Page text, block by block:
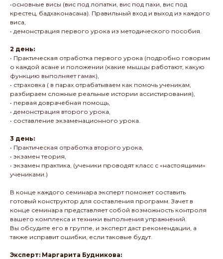
•основные висы (вис под лопатки, вис под пахи, вис под
крестец, бадхаконасана). Правильный вход и выход из каждого
виса,
• демонстрация первого урока из методического пособия.
2 день:
• Практическая отработка первого урока (подробно говорим
о каждой асане и положении (какие мышцы работают, какую
функцию выполняет гамак),
• страховка ( в парах отрабатываем как помочь ученикам,
разбираем сложные реальные истории ассистирования),
• первая доврачебная помощь,
• демонстрация второго урока,
• составление экзаменационного урока.
3 день:
• Практическая отработка второго урока,
• экзамен теория,
• экзамен практика, (ученики проводят класс с «настоящими»
учениками.)
В конце каждого семинара эксперт поможет составить
готовый конструктор для составления программ. Зачет в
конце семинара представляет собой возможность контроля
вашего комплекса и техники выполнения упражнений.
Вы обсудите его в группе, и эксперт даст рекомендации, а
также исправит ошибки, если таковые будут.
Эксперт: Маргарита Будникова: